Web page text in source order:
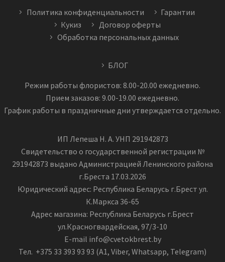
Политика конфиденциальности
Гарантии
Кукиз
Договор оферты
Обработка персональных данных
БЛОГ
Режим работы флористов: 8.00-20.00 ежедневно.
Прием заказов: 9.00-19.00 ежедневно.
График работы в праздничные дни утверждается отдельно.
ИП Лепеша Н. А. УНП 291942873
Свидетельство о государственной регистрации №
291942873 выдано Администрацией Ленинского района
г.Бреста 17.03.2026
Юридический адрес: Республика Беларусь г.Брест ул.
К.Маркса 36-65
Адрес магазина: Республика Беларусь г.Брест
ул.Красногвардейская, 97/3-10
E-mail info@cvetokbrest.by
Тел. +375 33 393 93 93 (А1, Viber, Whatsapp, Telegram)